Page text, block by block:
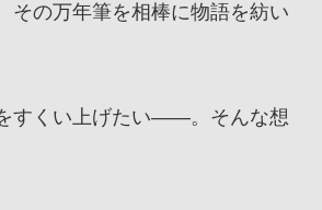
の万年筆を相棒に物語を紡い
すくい上げたい——。そんな想